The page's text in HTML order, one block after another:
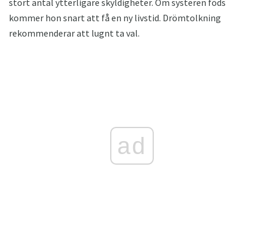
kommer hon snart att få en ny livstid. Drömtolkning
rekommenderar att lugnt ta val.
ad